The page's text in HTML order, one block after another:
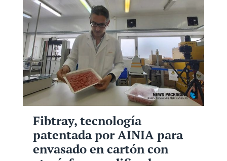
Fibtray, tecnología
patentada por AINIA para
envasado en cartón con